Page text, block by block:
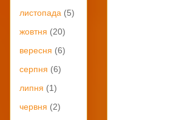
листопада (5)
жовтня (20)
вересня (6)
серпня (6)
липня (1)
червня (2)